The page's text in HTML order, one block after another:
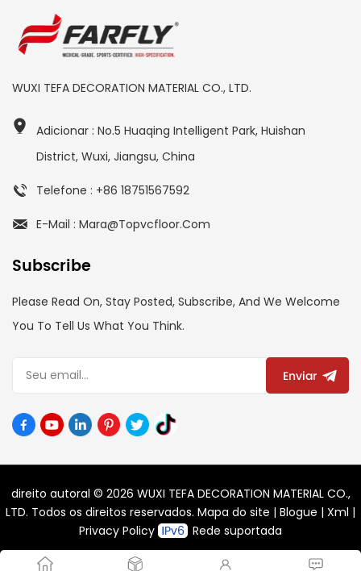
WUXI TEFA DECORATION MATERIAL CO., LTD.
Adicionar : No.5 Huaqing Intelligent Park, Huishan
District, Wuxi, Jiangsu, China
Telefone : +86 18751567592
E-Mail : Mara@topvcfloor.com
Subscribe
Please Read On, Stay Posted, Subscribe, And We Welcome
You To Tell Us What You Think.
Enviar
direito autoral © 2026 WUXI TEFA DECORATION MATERIAL CO.,
LTD. Todos os direitos reservados. Mapa do site | Blogue | Xml |
Privacy Policy
Rede suportada